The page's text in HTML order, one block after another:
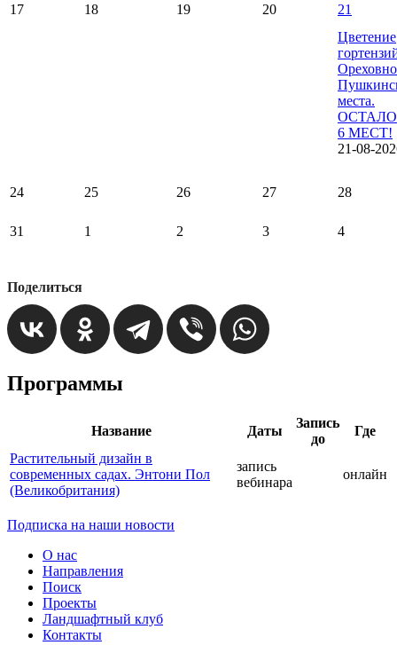
17 18 19 20
21
Цветение
места.
6 МЕСТ!
21-08-
24 25 26 27 28
31 1 2 3 4
Поделиться
Программы
Название Даты
Запись
до
Где
Растительный дизайн в
современных садах. Энтони Пол
(Великобритания)
запись
вебинара
онлайн
Подписка на наши новости
О нас
Направления
Поиск
Проекты
Ландшафтный клуб
Контакты